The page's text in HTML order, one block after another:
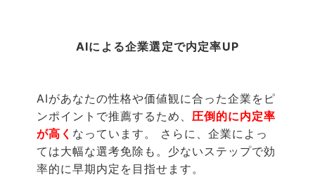
AIによる企業選定で内定率UP
AIがあなたの性格や価値観に合った企業をピ
ンポイントで推薦するため、 圧倒的に内定率
が高く なっています。 さらに、企業によっ
ては大幅な選考免除も。少ないステップで効
率的に早期内定を目指せます。